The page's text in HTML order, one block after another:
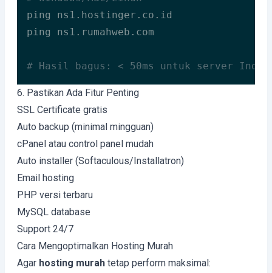
ping ns1.hostinger.co.id
ping ns1.rumahweb.com
# Hasil bagus: < 50ms untuk server
Code language: PHP (php)
6. Pastikan Ada Fitur Penting
SSL Certificate gratis
Auto backup (minimal mingguan)
cPanel atau control panel mudah
Auto installer (Softaculous/Installatron)
Email hosting
PHP versi terbaru
MySQL database
Support 24/7
Cara Mengoptimalkan Hosting Murah
Agar hosting murah tetap perform maksimal: